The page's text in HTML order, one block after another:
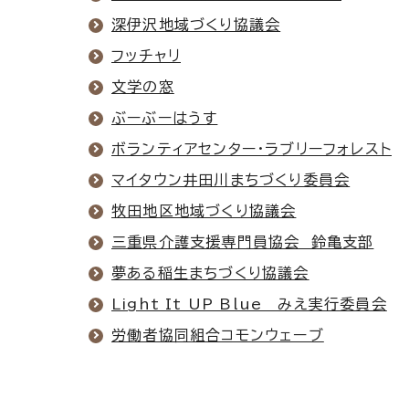
深伊沢地域づくり協議会
フッチャリ
文学の窓
ぶーぶーはうす
ボランティアセンター・ラブリーフォレスト
マイタウン井田川まちづくり委員会
牧田地区地域づくり協議会
三重県介護支援専門員協会 鈴亀支部
夢ある稲生まちづくり協議会
Light It UP Blue みえ実行委員会
労働者協同組合コモンウェーブ